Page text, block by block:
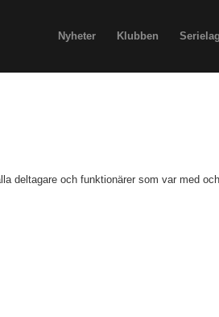
Nyheter Klubben
deltagare och funktionärer som var med och